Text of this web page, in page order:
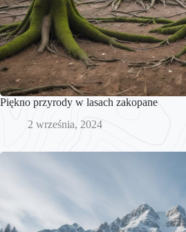
Piękno przyrody w lasach zakopane
2 września, 2024